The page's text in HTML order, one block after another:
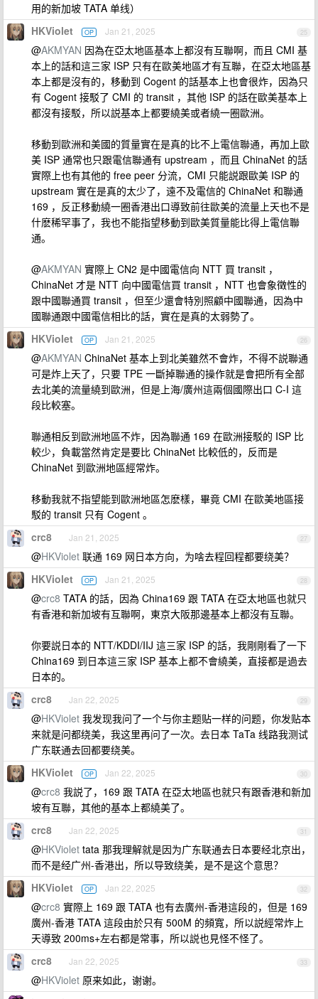
用的新加坡 TATA 单线）
25
HKViolet OP Jan 21, 2025
@AKMYAN 因為在亞太地區基本上都沒有互聯啊，而且 CMI 基
本上的話和這三家 ISP 只有在歐美地區才有互聯，在亞太地區基
本上都是沒有的，移動到 Cogent 的話基本上也會很炸，因為只
有 Cogent 接駁了 CMI 的 transit ，其他 ISP 的話在歐美基本上
都沒有接駁，所以説基本上都要繞美或者繞一圈歐洲。
移動到歐洲和美國的質量實在是真的比不上電信聯通，再加上歐
美 ISP 通常也只跟電信聯通有 upstream ，而且 ChinaNet 的話
實際上也有其他的 free peer 分流，CMI 只能説跟歐美 ISP 的
upstream 實在是真的太少了，遠不及電信的 ChinaNet 和聯通
169 ，反正移動繞一圈香港出口導致前往歐美的流量上天也不是
什麽稀罕事了，我也不能指望移動到歐美質量能比得上電信聯
通。
@AKMYAN 實際上 CN2 是中國電信向 NTT 買 transit ，
ChinaNet 才是 NTT 向中國電信買 transit ，NTT 也會象徵性的
跟中國聯通買 transit ，但至少還會特別照顧中國聯通，因為中
國聯通跟中國電信相比的話，實在是真的太弱勢了。
26
HKViolet OP Jan 21, 2025
@AKMYAN ChinaNet 基本上到北美雖然不會炸，不得不説聯通
可是炸上天了，只要 TPE 一斷掉聯通的操作就是會把所有全部
去北美的流量繞到歐洲，但是上海/廣州這兩個國際出口 C-I 這
段比較塞。
聯通相反到歐洲地區不炸，因為聯通 169 在歐洲接駁的 ISP 比
較少，負載當然肯定是要比 ChinaNet 比較低的，反而是
ChinaNet 到歐洲地區經常炸。
移動我就不指望能到歐洲地區怎麽樣，畢竟 CMI 在歐美地區接
駁的 transit 只有 Cogent 。
27
crc8 Jan 21, 2025
@HKViolet 联通 169 网日本方向，为啥去程回程都要绕美？
28
HKViolet OP Jan 21, 2025
@crc8 TATA 的話，因為 China169 跟 TATA 在亞太地區也就只
有香港和新加坡有互聯啊，東京大阪那邊基本上都沒有互聯。
你要説日本的 NTT/KDDI/IIJ 這三家 ISP 的話，我剛剛看了一下
China169 到日本這三家 ISP 基本上都不會繞美，直接都是過去
日本的。
29
crc8 Jan 22, 2025
@HKViolet 我发现我问了一个与你主题贴一样的问题，你发贴本
来就是问都绕美，我这里再问了一次。去日本 TaTa 线路我测试
广东联通去回都要绕美。
30
HKViolet OP Jan 22, 2025
@crc8 我説了，169 跟 TATA 在亞太地區也就只有跟香港和新加
坡有互聯，其他的基本上都繞美了。
31
crc8 Jan 22, 2025
@HKViolet tata 那我理解就是因为广东联通去日本要经北京出，
而不是经广州-香港出，所以导致绕美，是不是这个意思？
32
HKViolet OP Jan 22, 2025
@crc8 實際上 169 跟 TATA 也有去廣州-香港這段的，但是 169
廣州-香港 TATA 這段由於只有 500M 的頻寬，所以説經常炸上
天導致 200ms+左右都是常事，所以説也見怪不怪了。
33
crc8 Jan 22, 2025
@HKViolet 原来如此，谢谢。